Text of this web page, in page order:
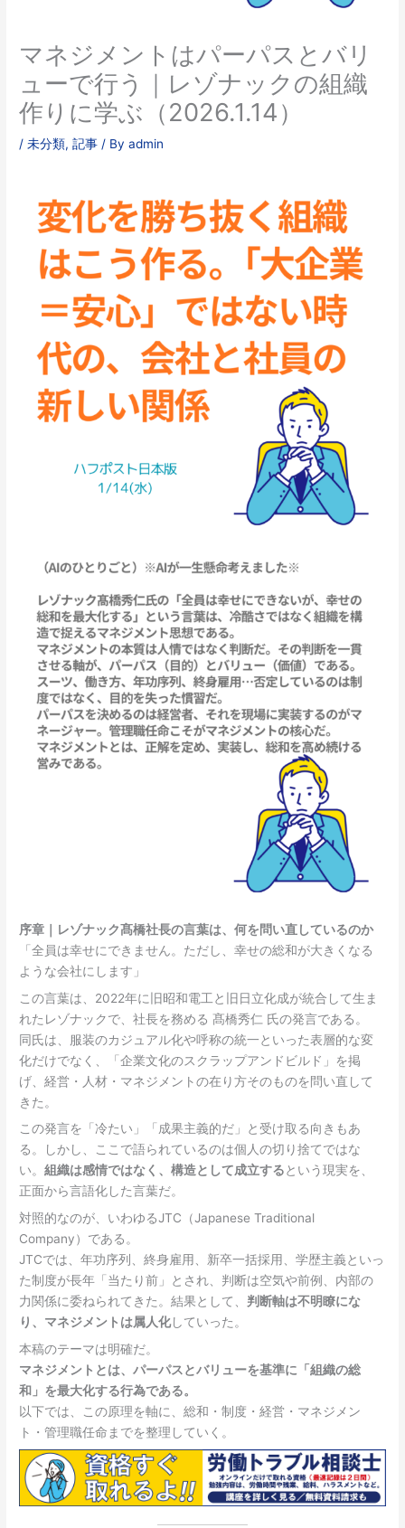
マネジメントはパーパスとバリ
ューで行う｜レゾナックの組織
作りに学ぶ（2026.1.14）
/未分類,記事 / Byadmin
序章｜レゾナック髙橋社長の言葉は、何を問い直しているのか
「全員は幸せにできません。ただし、幸せの総和が大きくなる
ような会社にします」
この言葉は、2022年に旧昭和電工と旧日立化成が統合して生ま
れたレゾナックで、社長を務める 髙橋秀仁 氏の発言である。
同氏は、服装のカジュアル化や呼称の統一といった表層的な変
化だけでなく、「企業文化のスクラップアンドビルド」を掲
げ、経営・人材・マネジメントの在り方そのものを問い直して
きた。
この発言を「冷たい」「成果主義的だ」と受け取る向きもあ
る。しかし、ここで語られているのは個人の切り捨てではな
い。組織は感情ではなく、構造として成立するという現実を、
正面から言語化した言葉だ。
対照的なのが、いわゆるJTC（Japanese Traditional
Company）である。
JTCでは、年功序列、終身雇用、新卒一括採用、学歴主義といっ
た制度が長年「当たり前」とされ、判断は空気や前例、内部の
力関係に委ねられてきた。結果として、 判断軸は不明瞭にな
り、マネジメントは属人化していった。
本稿のテーマは明確だ。
マネジメントとは、パーパスとバリューを基準に「組織の総
和」を最大化する行為である。
以下では、この原理を軸に、総和・制度・経営・マネジメン
ト・管理職任命までを整理していく。